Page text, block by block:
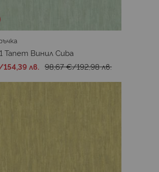
Тапет Винил Cuba
154,39 лв. 98,67 €/192,98 лв.